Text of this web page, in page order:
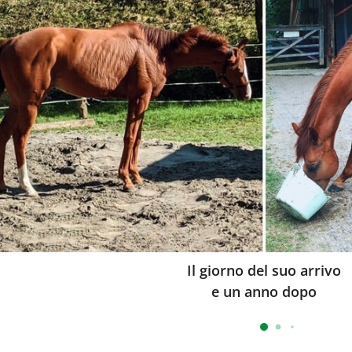
Il giorno del suo arrivo
e un anno dopo